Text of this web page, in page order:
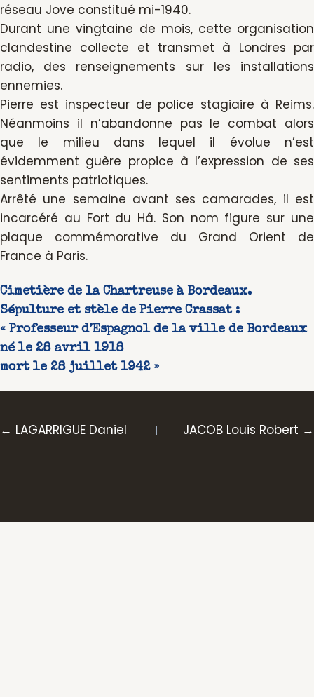
réseau Jove constitué mi-1940.
Durant une vingtaine de mois, cette organisation
clandestine collecte et transmet à Londres par
radio, des renseignements sur les installations
ennemies.
Pierre est inspecteur de police stagiaire à Reims.
Néanmoins il n’abandonne pas le combat alors
que le milieu dans lequel il évolue n’est
évidemment guère propice à l’expression de ses
sentiments patriotiques.
Arrêté une semaine avant ses camarades, il est
incarcéré au Fort du Hâ. Son nom figure sur une
plaque commémorative du Grand Orient de
France à Paris.
Cimetière de la Chartreuse à Bordeaux.
Sépulture et stèle de Pierre Crassat :
« Professeur d’Espagnol de la ville de Bordeaux
né le 28 avril 1918
mort le 28 juillet 1942 »
Posts
← LAGARRIGUE Daniel JACOB Louis Robert →